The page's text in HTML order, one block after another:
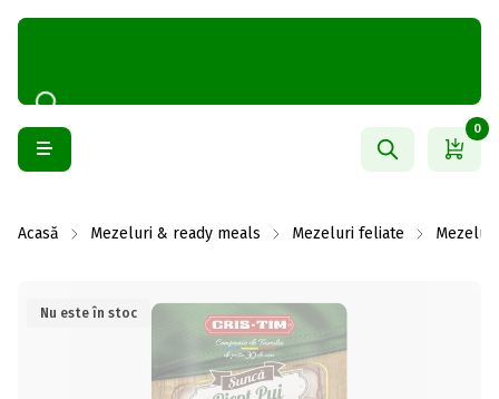
0
Acasă Mezeluri & ready meals Mezeluri feliate
Nu este în stoc